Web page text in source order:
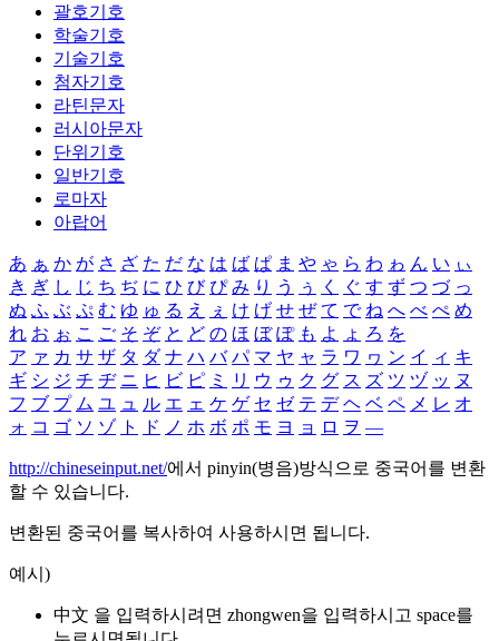
괄호기호
학술기호
기술기호
첨자기호
라틴문자
러시아문자
단위기호
일반기호
로마자
아랍어
あ ぁ か が さ ざ た だ な は ば ぱ ま や ゃ ら わ ゎ ん い ぃ
き ぎ し じ ち ぢ に ひ び ぴ み り う ぅ く ぐ す ず つ づ っ
ぬ ふ ぶ ぷ む ゆ ゅ る え ぇ け げ せ ぜ て で ね へ べ ぺ め
れ お ぉ こ ご そ ぞ と ど の ほ ぼ ぽ も よ ょ ろ を
ア ァ カ サ ザ タ ダ ナ ハ バ パ マ ヤ ャ ラ ワ ヮ ン イ ィ キ
ギ シ ジ チ ヂ ニ ヒ ビ ピ ミ リ ウ ゥ ク グ ス ズ ツ ヅ ッ ヌ
フ ブ プ ム ユ ュ ル エ ェ ケ ゲ セ ゼ テ デ ヘ ベ ペ メ レ オ
ォ コ ゴ ソ ゾ ト ド ノ ホ ボ ポ モ ヨ ョ ロ ヲ ―
http://chineseinput.net/에서 pinyin(병음)방식으로 중국어를 변환
할 수 있습니다.
변환된 중국어를 복사하여 사용하시면 됩니다.
예시)
中文 을 입력하시려면 zhongwen을 입력하시고 space를